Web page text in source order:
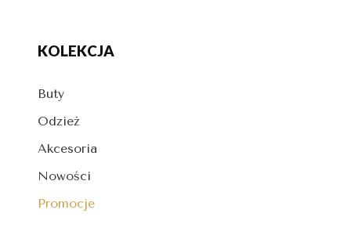
KOLEKCJA
Buty
Odzież
Akcesoria
Nowości
Promocje